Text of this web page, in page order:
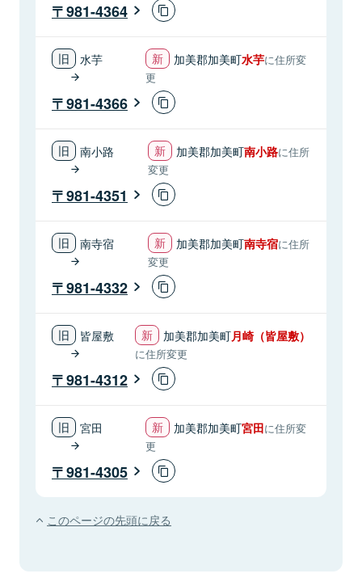
981-4364
水芋 加美郡加美町水芋に住所変
更
981-4366
南小路 加美郡加美町南小路に住所
変更
981-4351
南寺宿 加美郡加美町南寺宿に住所
変更
981-4332
皆屋敷 加美郡加美町月崎（皆屋敷）
に住所変更
981-4312
宮田 加美郡加美町宮田に住所変
更
981-4305
このページの先頭に戻る